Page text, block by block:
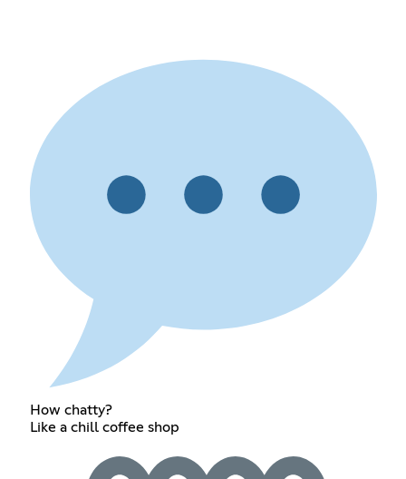
How chatty?
Like a chill coffee shop